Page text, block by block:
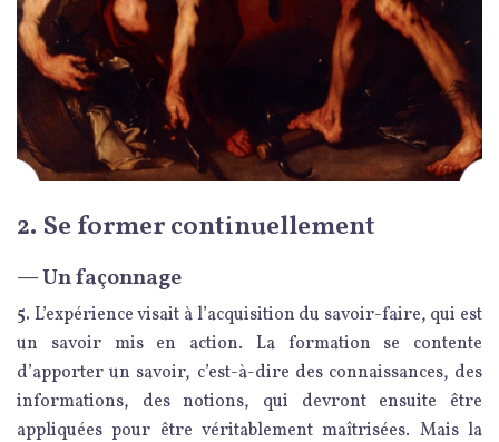
2. Se former continuellement
— Un façonnage
5. L’expérience visait à l’acquisition du savoir-faire, qui est
un savoir mis en action. La formation se contente
d’apporter un savoir, c’est-à-dire des connaissances, des
informations, des notions, qui devront ensuite être
appliquées pour être véritablement maîtrisées. Mais la